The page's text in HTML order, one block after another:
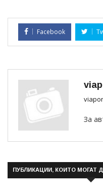
Facebook
За
ПУБЛИКАЦИИ, КОИТО МОГАТ